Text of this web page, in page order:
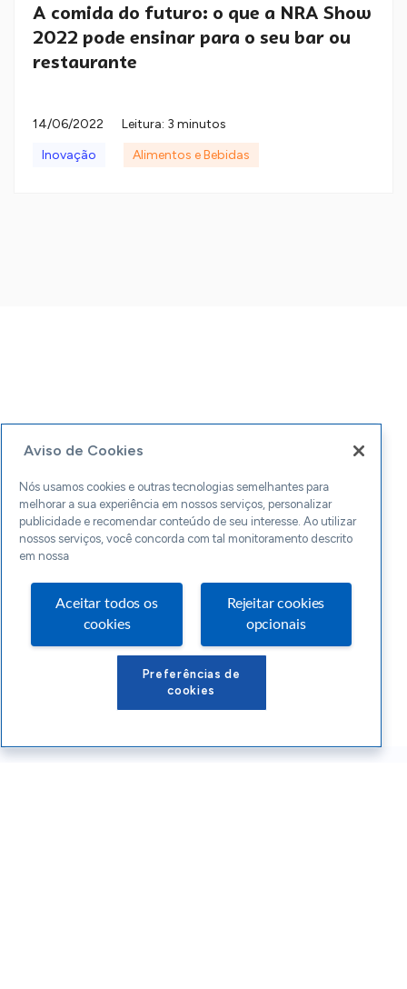
A comida do futuro: o que a NRA Show
2022 pode ensinar para o seu bar ou
restaurante
14/06/2022
Leitura: 3 minutos
Inovação
Alimentos e Bebidas
Aviso de Cookies
Nós usamos cookies e outras tecnologias semelhantes para
melhorar a sua experiência em nossos serviços, personalizar
publicidade e recomendar conteúdo de seu interesse. Ao utilizar
nossos serviços, você concorda com tal monitoramento descrito
em nossa
Aceitar todos os
cookies
Rejeitar cookies
opcionais
Preferências de
cookies